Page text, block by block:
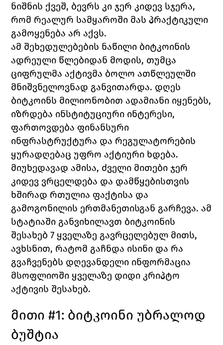
ნიშნის ქვეშ, ბევრს კი ჯერ კიდევ სჯერა,
რომ რეალურ სამყაროში მას პრაქტიკული
გამოყენება არ აქვს.
ამ შეხედულებების ნაწილი ბიტკოინის
ადრეული წლებიდან მოდის, თუმცა
ციფრულმა აქტივმა ბოლო ათწლეულში
მნიშვნელოვნად განვითარდა. დღეს
ბიტკოინს მილიონობით ადამიანი იყენებს,
იზრდება ინსტიტუციური ინტერესი,
ფართოვდება ფინანსური
ინფრასტრუქტურა და რეგულატორების
ყურადღებაც უფრო აქტიური ხდება.
მიუხედავად ამისა, ძველი მითები ჯერ
კიდევ ვრცელდება და დამწყებისთვის
ხშირად რთულია ფაქტისა და
გამოგონილის ერთმანეთისგან გარჩევა. ამ
სტატიაში განვიხილავთ ბიტკოინის
შესახებ 7 ყველაზე გავრცელებულ მითს,
ავხსნით, რატომ გაჩნდა ისინი და რა
გვაჩვენებს დღევანდელი ინფორმაცია
მსოფლიოში ყველაზე დიდი კრიპტო
აქტივის შესახებ.
მითი #1: ბიტკოინი უბრალოდ
ბუშტია